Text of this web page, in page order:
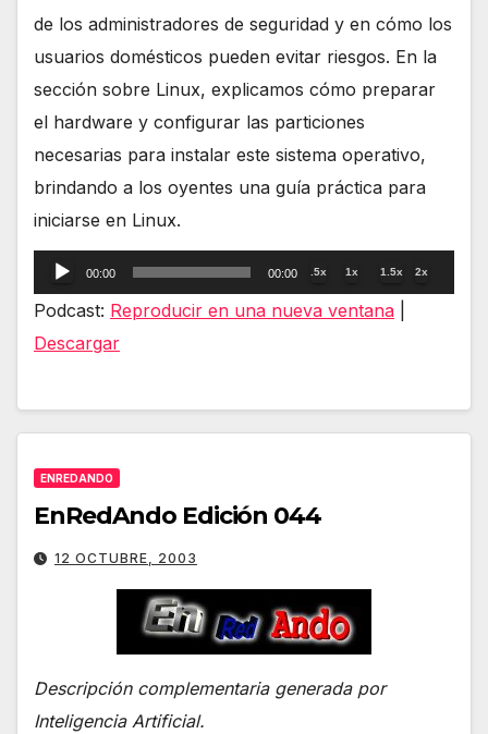
de los administradores de seguridad y en cómo los
usuarios domésticos pueden evitar riesgos. En la
sección sobre Linux, explicamos cómo preparar
el hardware y configurar las particiones
necesarias para instalar este sistema operativo,
brindando a los oyentes una guía práctica para
iniciarse en Linux.
Reproductor
de
audio
00:00 00:00 .5x 1x 1.5x 2x
Podcast: Reproducir en una nueva ventana
Descargar
ENREDANDO
EnRedAndo Edición 044
12 OCTUBRE, 2003
Descripción complementaria generada por
Inteligencia Artificial.